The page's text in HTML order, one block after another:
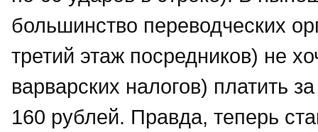
большинство переводческих
третий этаж посредников) не
варварских налогов) платить
160 рублей. Правда, теперь